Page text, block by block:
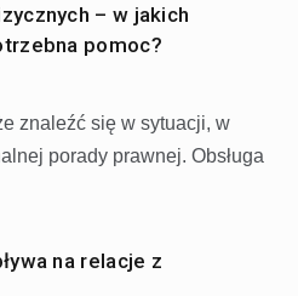
– w jakich
pomoc?
znaleźć się w sytuacji, w
porady prawnej. Obsługa
na relacje z